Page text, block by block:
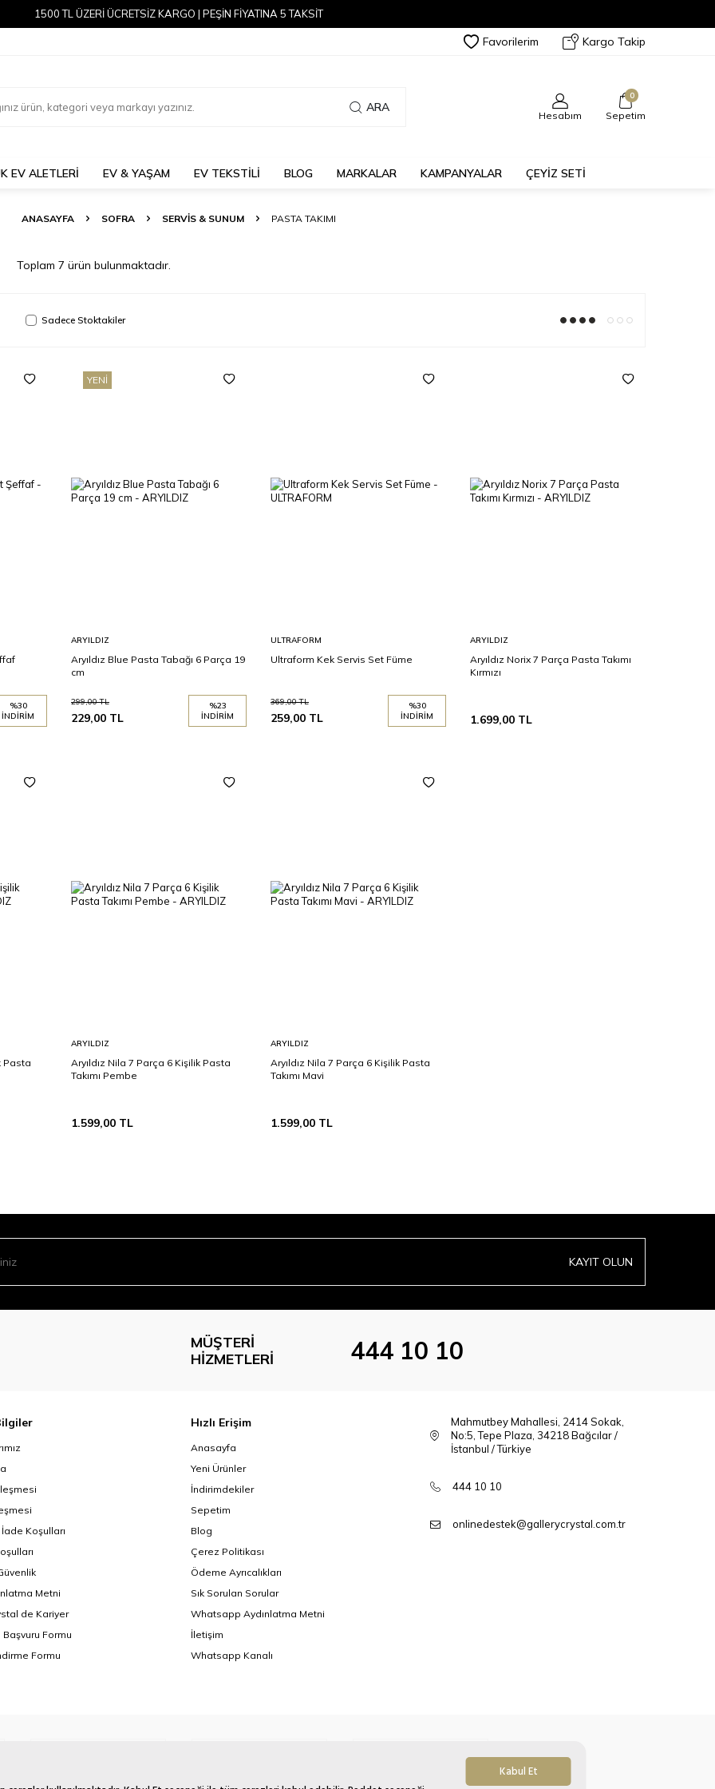
Kabul Et
1500 TL ÜZERİ ÜCRETSİZ KARGO | PEŞİN FİYATINA 5 TAKSİT
Favorilerim Kargo Takip
ARA
Hesabım
0
Sepetim
EV ALETLERİ EV & YAŞAM EV TEKSTİLİ BLOG MARKALAR KAMPANYALAR ÇEYİZ SETİ
ANASAYFA SOFRA SERVIS & SUNUM PASTA TAKIMI
Toplam 7 ürün bulunmaktadır.
Sadece Stoktakiler
%30
İNDIRIM
YENI
ARYILDIZ
Aryıldız Blue Pasta Tabağı 6 Parça 19
cm
299,00TL
229,00 TL
%23
İNDIRIM
Ekle
ULTRAFORM
Ultraform Kek Servis Set Füme
369,00TL
259,00 TL
%30
İNDIRIM
ARYILDIZ
Aryıldız Norix 7 Parça Pasta Takımı
Kırmızı
1.699,00 TL
Pasta
ARYILDIZ
Aryıldız Nila 7 Parça 6 Kişilik Pasta
Takımı Pembe
1.599,00 TL
ARYILDIZ
Aryıldız Nila 7 Parça 6 Kişilik Pasta
Takımı Mavi
1.599,00 TL
KAYIT OLUN
MÜŞTERI
HIZMETLERI
444 10 10
Koşulları
Metni
de Kariyer
Formu
Formu
Hızlı Erişim
Anasayfa
Yeni Ürünler
İndirimdekiler
Sepetim
Blog
Çerez Politikası
Ödeme Ayrıcalıkları
Sık Sorulan Sorular
Whatsapp Aydınlatma Metni
İletişim
Whatsapp Kanalı
Mahmutbey Mahallesi, 2414 Sokak,
No:5, Tepe Plaza, 34218 Bağcılar /
İstanbul / Türkiye
444 10 10
onlinedestek@gallerycrystal.com.tr